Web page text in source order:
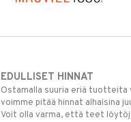
EDULLISET HINNAT
Ostamalla suuria eriä tuotteita
voimme pitää hinnat alhaisina
Voit olla varma, että teet